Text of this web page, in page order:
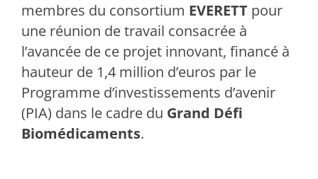
membres du consortium EVERETT pour
une réunion de travail consacrée à
l’avancée de ce projet innovant, financé à
hauteur de 1,4 million d’euros par le
Programme d’investissements d’avenir
(PIA) dans le cadre du Grand Défi
Biomédicaments.